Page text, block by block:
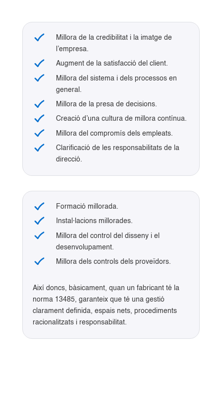
Millora de la credibilitat i la imatge de
l’empresa.
Augment de la satisfacció del client.
Millora del sistema i dels processos en
general.
Millora de la presa de decisions.
Creació d’una cultura de millora contínua.
Millora del compromís dels empleats.
Clarificació de les responsabilitats de la
direcció.
Formació millorada.
Instal·lacions millorades.
Millora del control del disseny i el
desenvolupament.
Millora dels controls dels proveïdors.
Així doncs, bàsicament, quan un fabricant té la
norma 13485, garanteix que té una gestió
clarament definida, espais nets, procediments
racionalitzats i responsabilitat.